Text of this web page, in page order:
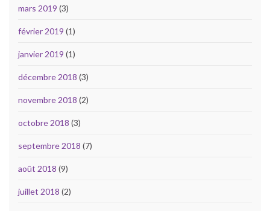
mars 2019 (3)
février 2019 (1)
janvier 2019 (1)
décembre 2018 (3)
novembre 2018 (2)
octobre 2018 (3)
septembre 2018 (7)
août 2018 (9)
juillet 2018 (2)